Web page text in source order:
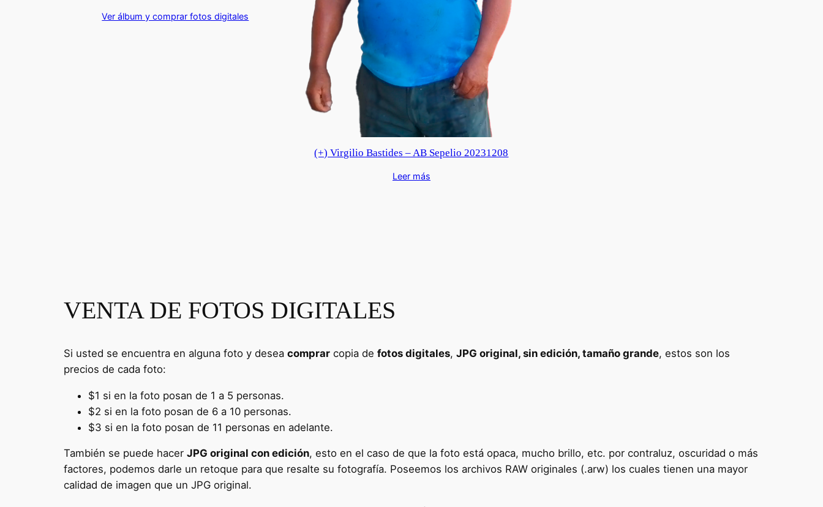
Ver álbum y comprar fotos digitales
(+) Virgilio Bastides – AB Sepelio 20231208
Leer más
VENTA DE FOTOS DIGITALES
Si usted se encuentra en alguna foto y desea comprar copia de fotos digitales, JPG original, sin edición, tamaño grande, estos son los
precios de cada foto:
$1 si en la foto posan de 1 a 5 personas.
$2 si en la foto posan de 6 a 10 personas.
$3 si en la foto posan de 11 personas en adelante.
También se puede hacer JPG original con edición, esto en el caso de que la foto está opaca, mucho brillo, etc. por contraluz, oscuridad o más
factores, podemos darle un retoque para que resalte su fotografía. Poseemos los archivos RAW originales (.arw) los cuales tienen una mayor
calidad de imagen que un JPG original.